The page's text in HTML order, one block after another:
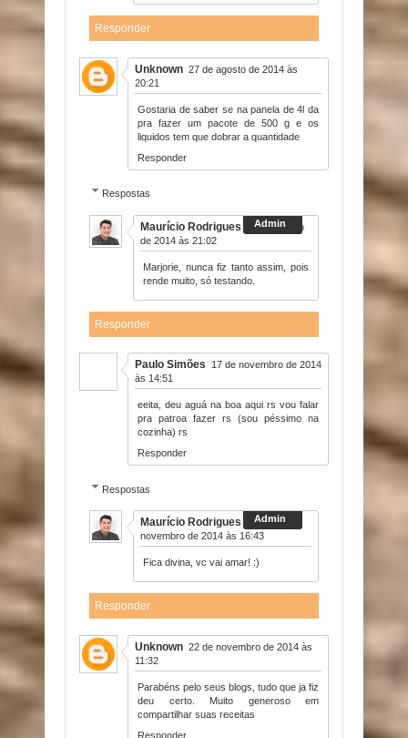
Responder
Unknown 27 de agosto de 2014 às
20:21
Gostaria de saber se na panela de 4l da
pra fazer um pacote de 500 g e os
liquidos tem que dobrar a quantidade
Responder
Respostas
Maurício Rodrigues
27 de agosto
de 2014 às 21:02
Marjorie, nunca fiz tanto assim, pois
rende muito, só testando.
Responder
Paulo Simões
17 de novembro de 2014
às 14:51
eeita, deu aguá na boa aqui rs vou falar
pra patroa fazer rs (sou péssimo na
cozinha) rs
Responder
Respostas
Maurício Rodrigues
17 de
novembro de 2014 às 16:43
Fica divina, vc vai amar! :)
Responder
Unknown 22 de novembro de 2014 às
11:32
Parabéns pelo seus blogs, tudo que ja fiz
deu certo. Muito generoso em
compartilhar suas receitas
Responder